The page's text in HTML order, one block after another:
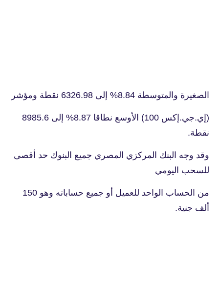
الصغيرة والمتوسطة 8.84% إلى 6326.98 نقطة ومؤشر
(إي.جي.إكس 100) الأوسع نطاقا 8.87% إلى 8985.6
نقطة.
وقد وجه البنك المركزي المصري جميع البنوك حد أقصى
للسحب اليومي
من الحساب الواحد للعميل أو جميع حساباته وهو 150
ألف جنية.